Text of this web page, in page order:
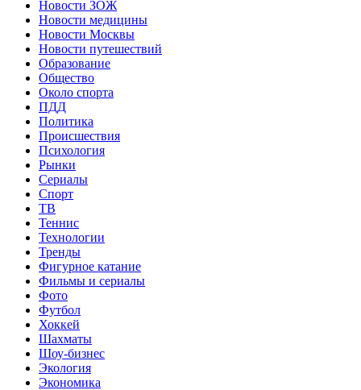
Новости ЗОЖ
Новости медицины
Новости Москвы
Новости путешествий
Образование
Общество
Около спорта
ПДД
Политика
Происшествия
Психология
Рынки
Сериалы
Спорт
ТВ
Теннис
Технологии
Тренды
Фигурное катание
Фильмы и сериалы
Фото
Футбол
Хоккей
Шахматы
Шоу-бизнес
Экология
Экономика